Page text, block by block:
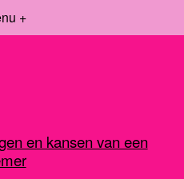
+
en kansen van een